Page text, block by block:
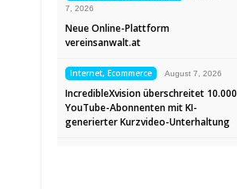
7, 2026
Neue Online-Plattform
vereinsanwalt.at
Internet, Ecommerce August 7, 2026
IncredibleXvision überschreitet 10.000
YouTube-Abonnenten mit KI-
generierter Kurzvideo-Unterhaltung